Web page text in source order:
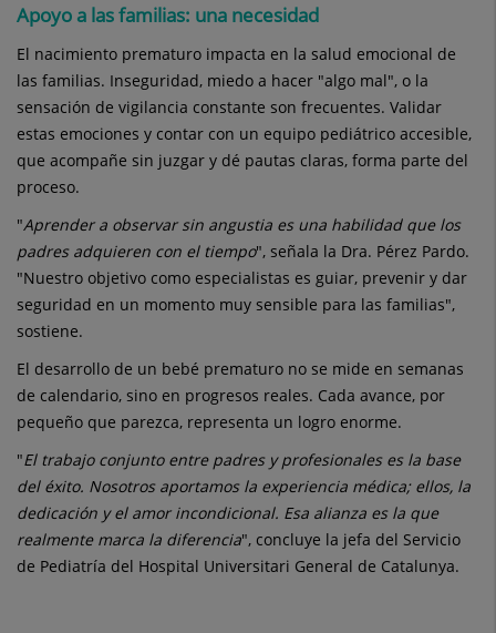
Apoyo a las familias: una necesidad
El nacimiento prematuro impacta en la salud emocional de
las familias. Inseguridad, miedo a hacer "algo mal", o la
sensación de vigilancia constante son frecuentes. Validar
estas emociones y contar con un equipo pediátrico accesible,
que acompañe sin juzgar y dé pautas claras, forma parte del
proceso.
"Aprender a observar sin angustia es una habilidad que los
padres adquieren con el tiempo", señala la Dra. Pérez Pardo.
"Nuestro objetivo como especialistas es guiar, prevenir y dar
seguridad en un momento muy sensible para las familias",
sostiene.
El desarrollo de un bebé prematuro no se mide en semanas
de calendario, sino en progresos reales. Cada avance, por
pequeño que parezca, representa un logro enorme.
"El trabajo conjunto entre padres y profesionales es la base
del éxito. Nosotros aportamos la experiencia médica; ellos, la
dedicación y el amor incondicional. Esa alianza es la que
realmente marca la diferencia", concluye la jefa del Servicio
de Pediatría del Hospital Universitari General de Catalunya.